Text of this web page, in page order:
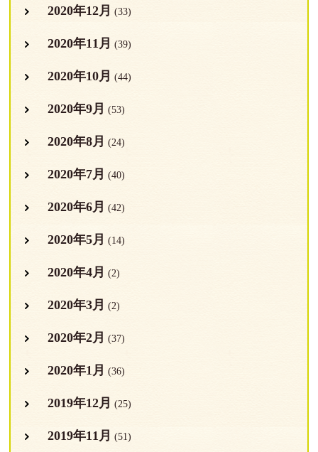
2020年12月 (33)
2020年11月 (39)
2020年10月 (44)
2020年9月 (53)
2020年8月 (24)
2020年7月 (40)
2020年6月 (42)
2020年5月 (14)
2020年4月 (2)
2020年3月 (2)
2020年2月 (37)
2020年1月 (36)
2019年12月 (25)
2019年11月 (51)